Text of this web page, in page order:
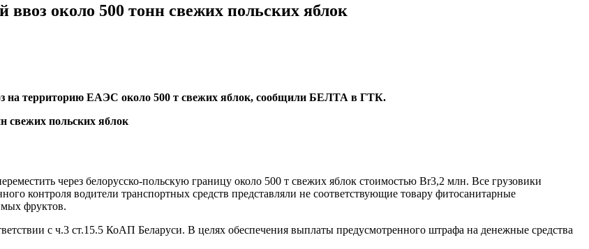
около 500 тонн свежих польских яблок
на территорию ЕАЭС около 500 т свежих яблок, сообщили БЕЛТА в ГТК.
через белорусско-польскую границу около 500 т свежих яблок стоимостью Br3,2 млн. Все грузовики
контроля водители транспортных средств представляли не соответствующие товару фитосанитарные
фруктов.
с ч.3 ст.15.5 КоАП Беларуси. В целях обеспечения выплаты предусмотренного штрафа на денежные средства